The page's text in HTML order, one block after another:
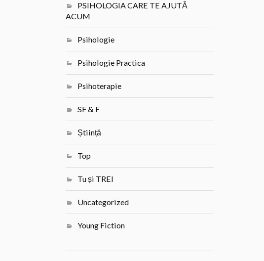
PSIHOLOGIA CARE TE AJUTĂ
ACUM
Psihologie
Psihologie Practica
Psihoterapie
SF & F
Știință
Top
Tu și TREI
Uncategorized
Young Fiction